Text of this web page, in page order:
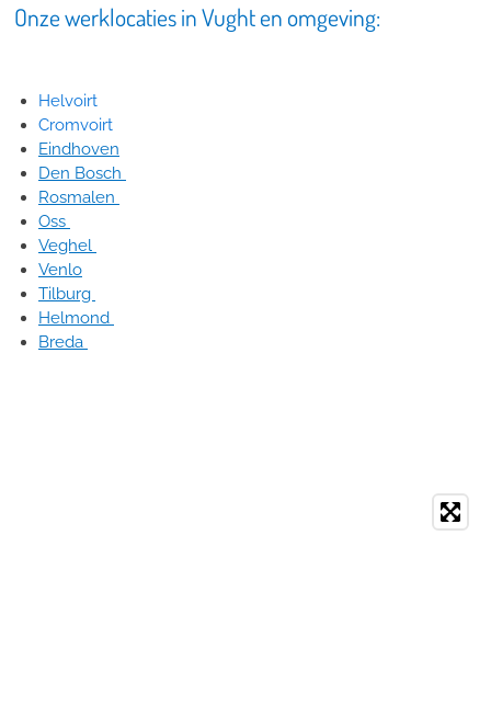
Onze werklocaties in Vught en omgeving:
Helvoirt
Cromvoirt
Eindhoven
Den Bosch
Rosmalen
Oss
Veghel
Venlo
Tilburg
Helmond
Breda